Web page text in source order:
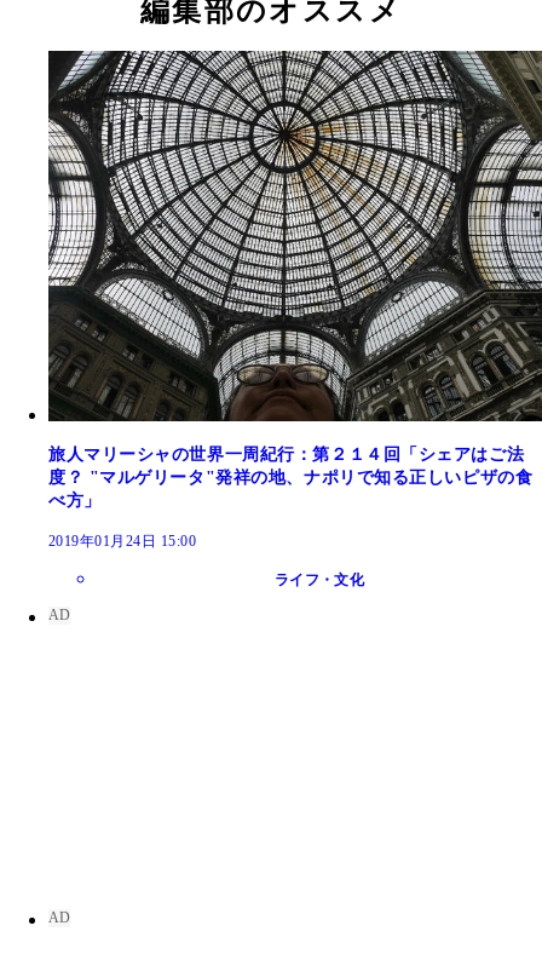
編集部のオススメ
旅人マリーシャの世界一周紀行：第２１４回「シェアはご法
度？ "マルゲリータ"発祥の地、ナポリで知る正しいピザの食
べ方」
2019年01月24日 15:00
ライフ・文化